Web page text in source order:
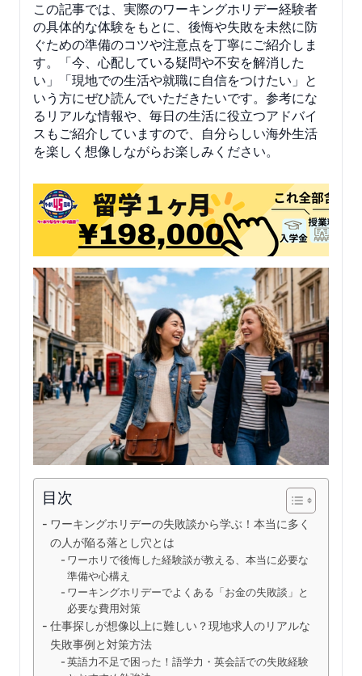
この記事では、実際のワーキングホリデー経験者
の具体的な体験をもとに、後悔や失敗を未然に防
ぐための準備のコツや注意点を丁寧にご紹介しま
す。「今、心配している疑問や不安を解消した
い」「現地での生活や就職に自信をつけたい」と
いう方にぜひ読んでいただきたいです。参考にな
るリアルな情報や、毎日の生活に役立つアドバイ
スもご紹介していますので、自分らしい海外生活
を楽しく想像しながらお楽しみください。
目次
ワーキングホリデーの失敗談から学ぶ！本当に多く
の人が陥る落とし穴とは
ワーホリで後悔した経験談が教える、本当に必要な
準備や心構え
ワーキングホリデーでよくある「お金の失敗談」と
必要な費用対策
仕事探しが想像以上に難しい？現地求人のリアルな
失敗事例と対策方法
英語力不足で困った！語学力・英会話での失敗経験